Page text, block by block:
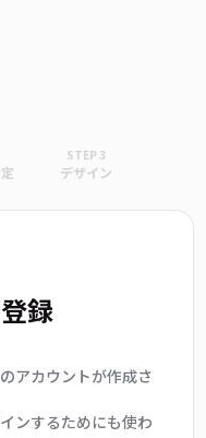
STEP 3
デザイン
録
アカウントが作成さ
ンするためにも使わ